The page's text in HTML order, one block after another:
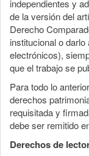
independientes y
de la versión del
Derecho
institucional o
electrónicos),
que el trabajo se
Para todo lo
derechos
requisitada y
debe ser remitido
Derechos de